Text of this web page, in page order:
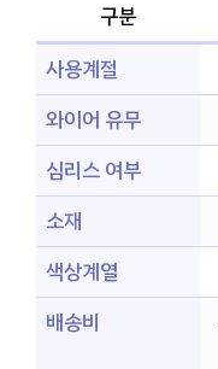
구분
사용계절
와이어 유무
심리스 여부
소재
색상계열
배송비